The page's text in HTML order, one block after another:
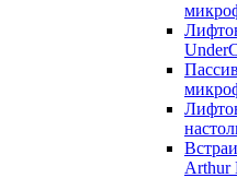
Arthur